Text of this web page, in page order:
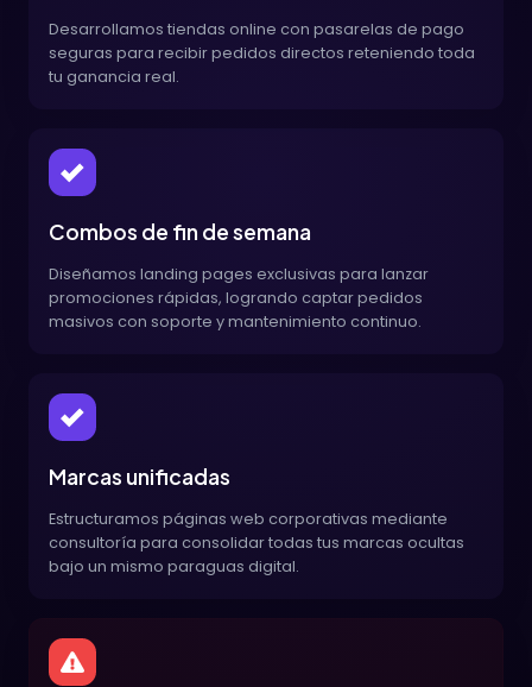
Desarrollamos tiendas online con pasarelas de pago
seguras para recibir pedidos directos reteniendo toda
tu ganancia real.
Combos de fin de semana
Diseñamos landing pages exclusivas para lanzar
promociones rápidas, logrando captar pedidos
masivos con soporte y mantenimiento continuo.
Marcas unificadas
Estructuramos páginas web corporativas mediante
consultoría para consolidar todas tus marcas ocultas
bajo un mismo paraguas digital.